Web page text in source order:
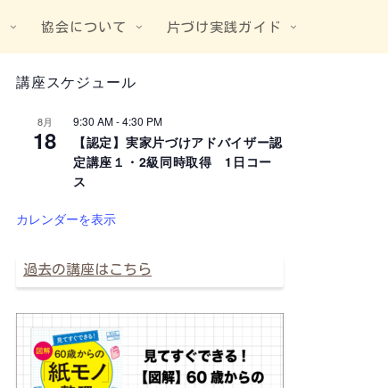
協会について 片づけ実践ガイド
講座スケジュール
8月
18
9:30 AM-4:30 PM
【認定】実家片づけアドバイザー認
定講座１・2級同時取得 1日コー
ス
カレンダーを表示
過去の講座はこちら